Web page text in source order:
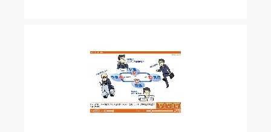
ランキングの記録は引き継がれません。